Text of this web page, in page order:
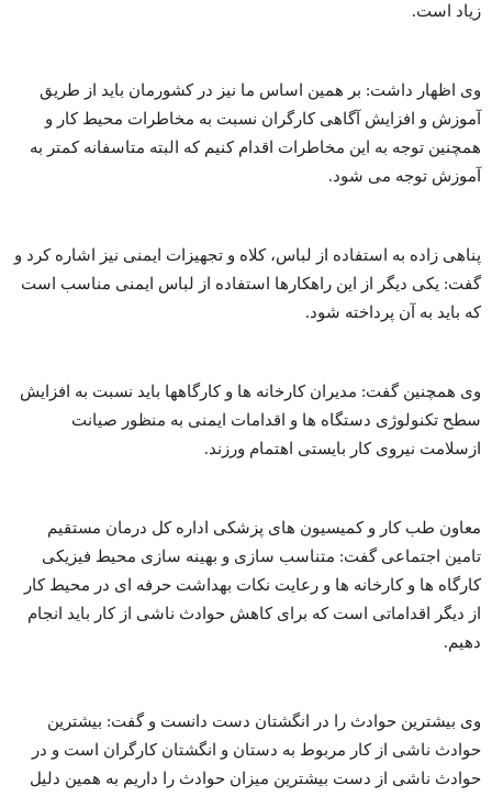
زیاد است.
وی اظهار داشت: بر همین اساس ما نیز در کشورمان باید از طریق
آموزش و افزایش آگاهی کارگران نسبت به مخاطرات محیط کار و
همچنین توجه به این مخاطرات اقدام کنیم که البته متاسفانه کمتر به
آموزش توجه می شود.
پناهی زاده به استفاده از لباس، کلاه و تجهیزات ایمنی نیز اشاره کرد و
گفت: یکی دیگر از این راهکارها استفاده از لباس ایمنی مناسب است
که باید به آن پرداخته شود.
وی همچنین گفت: مدیران کارخانه ها و کارگاهها باید نسبت به افزایش
سطح تکنولوژی دستگاه ها و اقدامات ایمنی به منظور صیانت
ازسلامت نیروی کار بایستی اهتمام ورزند.
معاون طب کار و کمیسیون های پزشکی اداره کل درمان مستقیم
تامین اجتماعی گفت: متناسب سازی و بهینه سازی محیط فیزیکی
کارگاه ها و کارخانه ها و رعایت نکات بهداشت حرفه ای در محیط کار
از دیگر اقداماتی است که برای کاهش حوادث ناشی از کار باید انجام
دهیم.
وی بیشترین حوادث را در انگشتان دست دانست و گفت: بیشترین
حوادث ناشی از کار مربوط به دستان و انگشتان کارگران است و در
حوادث ناشی از دست بیشترین میزان حوادث را داریم به همین دلیل